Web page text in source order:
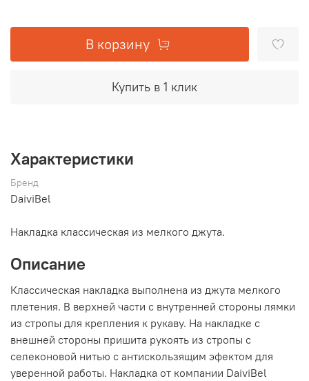
В корзину
Купить в 1 клик
Характеристики
Бренд
DaiviBel
Накладка классическая из мелкого джута.
Описание
Классическая накладка выполнена из джута мелкого
плетения. В верхней части с внутренней стороны лямки
из стропы для крепления к рукаву. На накладке с
внешней стороны пришита рукоять из стропы с
селеконовой нитью с антискользящим эфектом для
уверенной работы. Накладка от компании DaiviBel